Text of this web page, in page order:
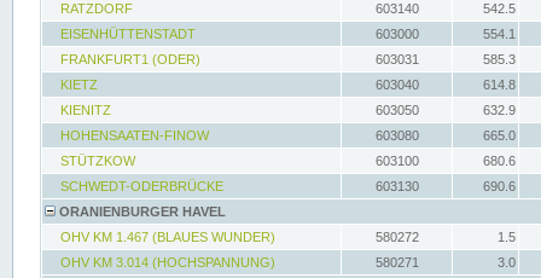
RATZDORF
603140
542.5
EISENHÜTTENSTADT
603000
554.1
FRANKFURT1 (ODER)
603031
585.3
KIETZ
603040
614.8
KIENITZ
603050
632.9
HOHENSAATEN-FINOW
603080
665.0
STÜTZKOW
603100
680.6
SCHWEDT-ODERBRÜCKE
603130
690.6
ORANIENBURGER HAVEL
OHV KM 1.467 (BLAUES WUNDER)
580272
1.5
OHV KM 3.014 (HOCHSPANNUNG)
580271
3.0